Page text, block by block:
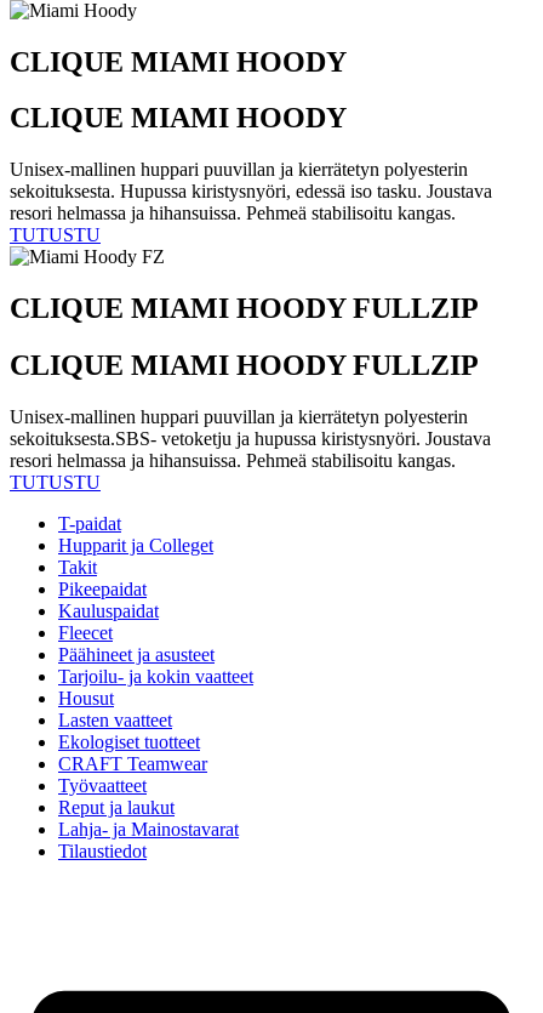
CLIQUE MIAMI HOODY
CLIQUE MIAMI HOODY
Unisex-mallinen huppari puuvillan ja kierrätetyn polyesterin
sekoituksesta. Hupussa kiristysnyöri, edessä iso tasku. Joustava
resori helmassa ja hihansuissa. Pehmeä stabilisoitu kangas.
TUTUSTU
CLIQUE MIAMI HOODY FULLZIP
CLIQUE MIAMI HOODY FULLZIP
Unisex-mallinen huppari puuvillan ja kierrätetyn polyesterin
sekoituksesta.SBS- vetoketju ja hupussa kiristysnyöri. Joustava
resori helmassa ja hihansuissa. Pehmeä stabilisoitu kangas.
TUTUSTU
T-paidat
Hupparit ja Colleget
Takit
Pikeepaidat
Kauluspaidat
Fleecet
Päähineet ja asusteet
Tarjoilu- ja kokin vaatteet
Housut
Lasten vaatteet
Ekologiset tuotteet
CRAFT Teamwear
Työvaatteet
Reput ja laukut
Lahja- ja Mainostavarat
Tilaustiedot